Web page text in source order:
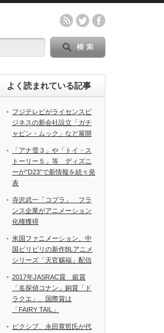
よく読まれている記事
フジテレビがライセンスビ
ジネスの新会社設立「ガチ
ャピン・ムック」など展開
「アナ雪３」や「トイ・ス
トーリー５」等 ディズニ
ーが“D23”で新情報を続々発
表
寺沢武一「コブラ」 フラ
ンス企業がアニメーション
化権獲得
米国ファニメーション、中
国ビリビリの新作BLアニメ
シリーズ「天官赐福」配信
2017年JASRAC賞 銀賞
「名探偵コナン」銅賞「ド
ラクエ」、国際賞は
「FAIRY TAIL」
ピクシブ、永田寛哲氏が代